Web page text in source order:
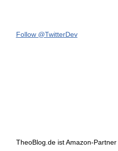
Follow @TwitterDev
TheoBlog.de ist Amazon-